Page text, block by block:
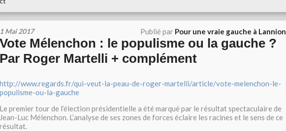
1 Mai 2017 Publié par Pour une vraie gauche à Lannion
Vote Mélenchon : le populisme ou la gauche ?
Par Roger Martelli + complément
http://www.regards.fr/qui-veut-la-peau-de-roger-martelli/article/vote-melenchon-le-
populisme-ou-la-gauche
Le premier tour de l’élection présidentielle a été marqué par le résultat spectaculaire de
Jean-Luc Mélenchon. L’analyse de ses zones de forces éclaire les racines et le sens de ce
résultat.